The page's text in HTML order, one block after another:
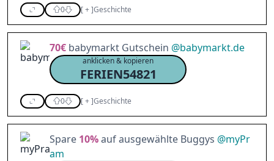
0 [+]Geschichte
70€ babymarkt Gutschein @babymarkt.de
anklicken & kopieren
FERIEN54821
0 [+]Geschichte
Spare 10%auf ausgewählte Buggys @myPr
am